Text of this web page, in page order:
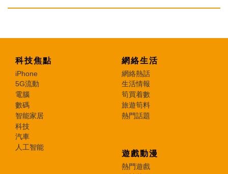
科技焦點
iPhone
5G流動
電腦
數碼
智能家居
科技
汽車
人工智能
網絡生活
網絡熱話
生活情報
筍買着數
旅遊筍料
熱門話題
遊戲動漫
熱門遊戲